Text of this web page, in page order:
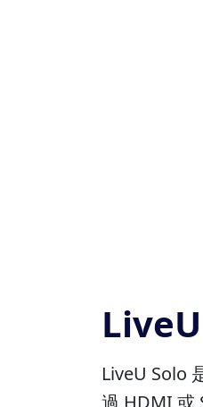
LiveU Solo
過 HDMI 或